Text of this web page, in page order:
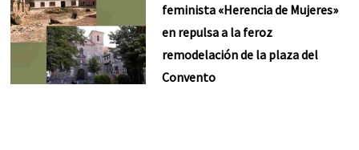
feminista «Herencia de Mujeres»
en repulsa a la feroz
remodelación de la plaza del
Convento